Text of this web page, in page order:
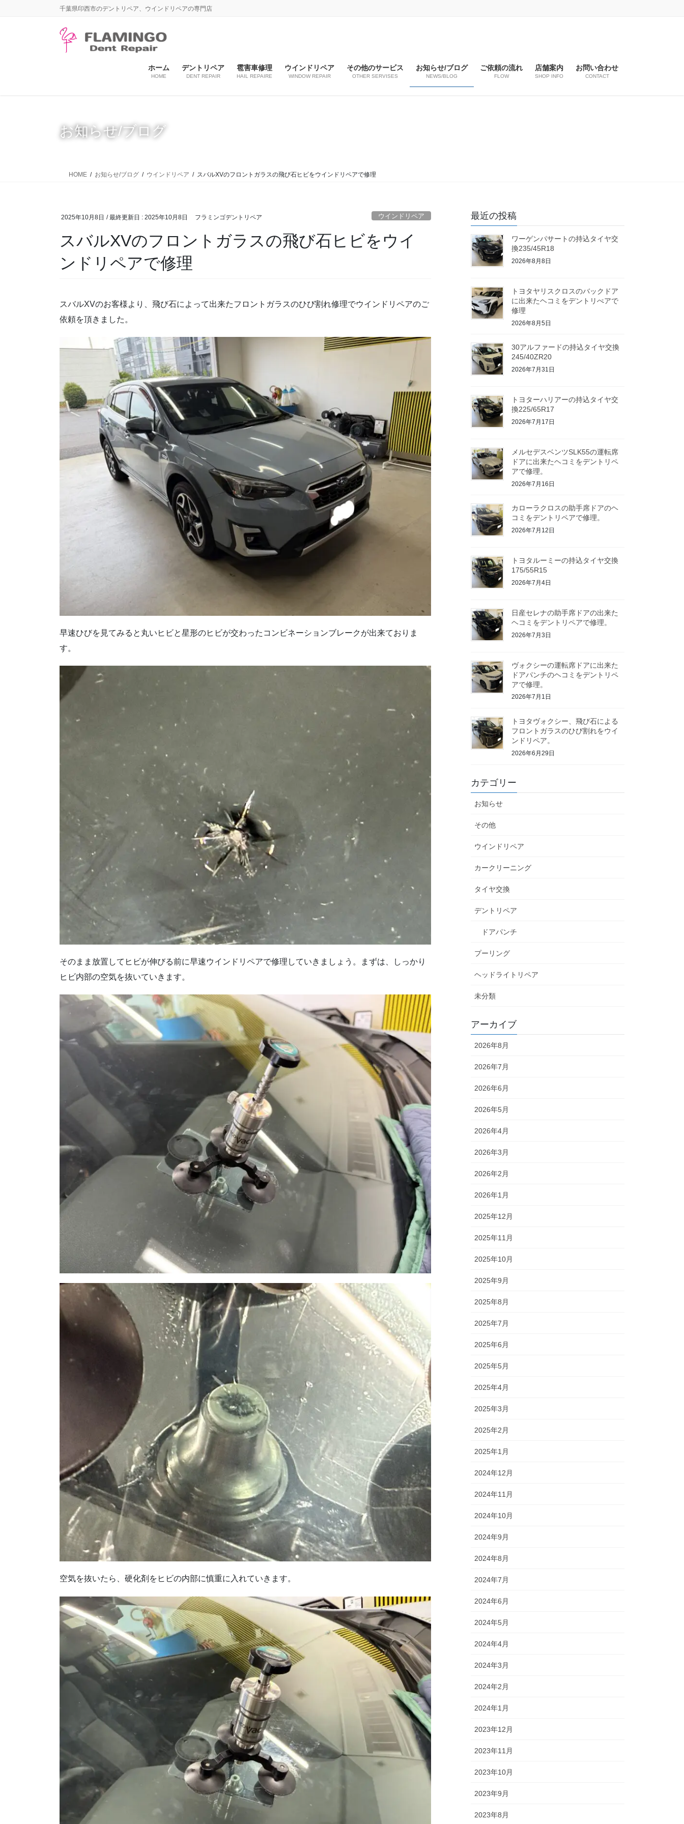
千葉県印西市のデントリペア、ウインドリペアの専門店
ホーム
HOME
デントリペア
DENT REPAIR
雹害車修理
HAIL REPAIRE
ウインドリペア
WINDOW REPAIR
その他のサービス
OTHER SERVISES
お知らせ/ブログ
NEWS/BLOG
ご依頼の流れ
FLOW
店舗案内
SHOP INFO
お問い合わせ
CONTACT
お知らせ/ブログ
HOME お知らせ/ブログ ウインドリペア スバルXVのフロントガラスの飛び石ヒビをウインドリペアで修理
2025年10月8日 / 最終更新日 : 2025年10月8日 フラミンゴデントリペア ウインドリペア
スバルXVのフロントガラスの飛び石ヒビをウイ
ンドリペアで修理
スバルXVのお客様より、飛び石によって出来たフロントガラスのひび割れ修理でウインドリペアのご
依頼を頂きました。
早速ひびを見てみると丸いヒビと星形のヒビが交わったコンビネーションブレークが出来ておりま
す。
そのまま放置してヒビが伸びる前に早速ウインドリペアで修理していきましょう。まずは、しっかり
ヒビ内部の空気を抜いていきます。
空気を抜いたら、硬化剤をヒビの内部に慎重に入れていきます。
最近の投稿
ワーゲンパサートの持込タイヤ交
換235/45R18
2026年8月8日
トヨタヤリスクロスのバックドア
に出来たヘコミをデントリぺアで
修理
2026年8月5日
30アルファードの持込タイヤ交換
245/40ZR20
2026年7月31日
トヨターハリアーの持込タイヤ交
換225/65R17
2026年7月17日
メルセデスベンツSLK55の運転席
ドアに出来たヘコミをデントリペ
アで修理。
2026年7月16日
カローラクロスの助手席ドアのヘ
コミをデントリペアで修理。
2026年7月12日
トヨタルーミーの持込タイヤ交換
175/55R15
2026年7月4日
日産セレナの助手席ドアの出来た
ヘコミをデントリペアで修理。
2026年7月3日
ヴォクシーの運転席ドアに出来た
ドアパンチのヘコミをデントリペ
アで修理。
2026年7月1日
トヨタヴォクシー、飛び石による
フロントガラスのひび割れをウイ
ンドリペア。
2026年6月29日
カテゴリー
お知らせ
その他
ウインドリペア
カークリーニング
タイヤ交換
デントリペア
ドアパンチ
プーリング
ヘッドライトリペア
未分類
アーカイブ
2026年8月
2026年7月
2026年6月
2026年5月
2026年4月
2026年3月
2026年2月
2026年1月
2025年12月
2025年11月
2025年10月
2025年9月
2025年8月
2025年7月
2025年6月
2025年5月
2025年4月
2025年3月
2025年2月
2025年1月
2024年12月
2024年11月
2024年10月
2024年9月
2024年8月
2024年7月
2024年6月
2024年5月
2024年4月
2024年3月
2024年2月
2024年1月
2023年12月
2023年11月
2023年10月
2023年9月
2023年8月